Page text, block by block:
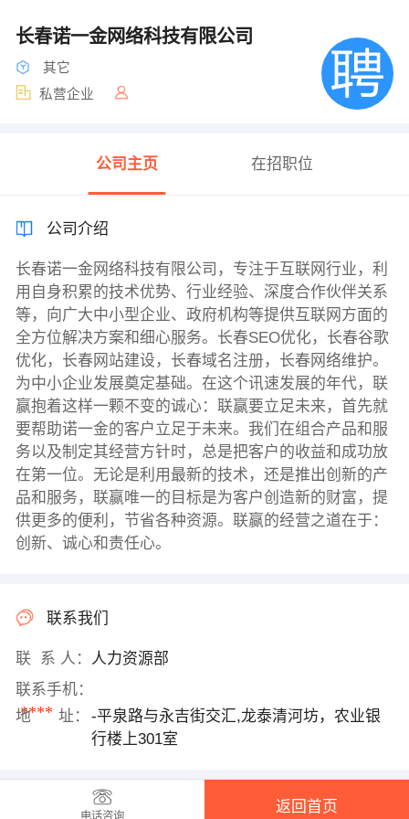
长春诺一金网络科技有限公司
其它
私营企业
公司主页 在招职位
公司介绍
长春诺一金网络科技有限公司，专注于互联网行业，利
用自身积累的技术优势、行业经验、深度合作伙伴关系
等，向广大中小型企业、政府机构等提供互联网方面的
全方位解决方案和细心服务。长春SEO优化，长春谷歌
优化，长春网站建设，长春域名注册，长春网络维护。
为中小企业发展奠定基础。在这个讯速发展的年代，联
赢抱着这样一颗不变的诚心：联赢要立足未来，首先就
要帮助诺一金的客户立足于未来。我们在组合产品和服
务以及制定其经营方针时，总是把客户的收益和成功放
在第一位。无论是利用最新的技术，还是推出创新的产
品和服务，联赢唯一的目标是为客户创造新的财富，提
供更多的便利，节省各种资源。联赢的经营之道在于：
创新、诚心和责任心。
联系我们
联 系 人： 人力资源部
联系手机：
****
地 址：
-平泉路与永吉街交汇,龙泰清河坊，农业银
行楼上301室
电话咨询
返回首页